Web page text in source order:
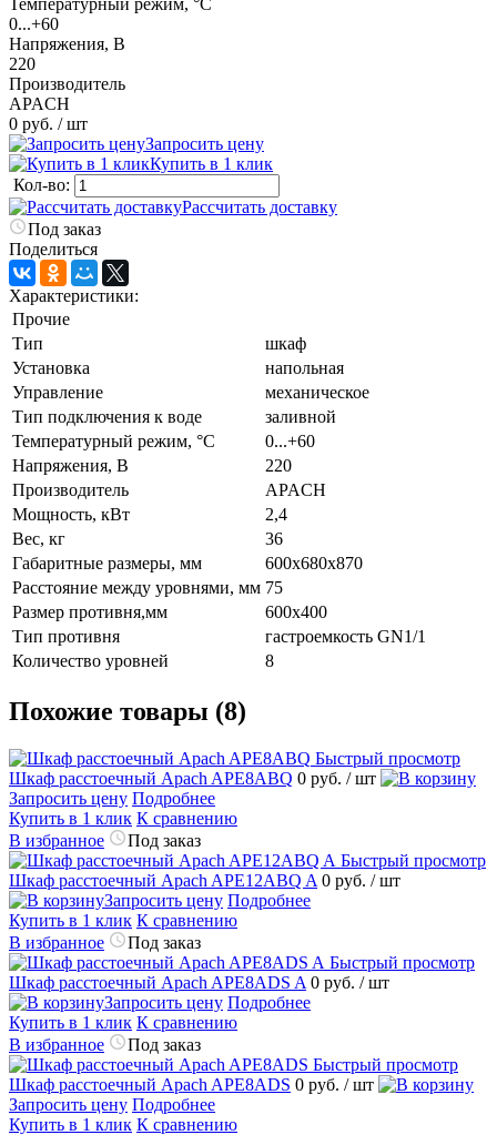
0...+60
Напряжения, В
220
Производитель
APACH
0 руб. / шт
Запросить цену
Купить в 1 клик
Кол-во:
Рассчитать доставку
Под заказ
Поделиться
Характеристики:
Прочие
Тип
шкаф
Установка
напольная
Управление
механическое
Тип подключения к воде
заливной
Температурный режим, °C
0...+60
Напряжения, В
220
Производитель
APACH
Мощность, кВт
2,4
Вес, кг
36
Габаритные размеры, мм
600х680х870
Расстояние между уровнями, мм 75
Размер противня,мм
600х400
Тип противня
гастроемкость GN1/1
Количество уровней
8
Похожие товары (8)
Быстрый просмотр
Шкаф расстоечный Apach APE8ABQ 0 руб. / шт
Запросить цену Подробнее
Купить в 1 клик К сравнению
В избранное
Под заказ
Быстрый просмотр
Шкаф расстоечный Apach APE12ABQ A 0 руб. / шт
Запросить цену Подробнее
Купить в 1 клик К сравнению
В избранное
Под заказ
Быстрый просмотр
Шкаф расстоечный Apach APE8ADS A 0 руб. / шт
Запросить цену Подробнее
Купить в 1 клик К сравнению
В избранное
Под заказ
Быстрый просмотр
Шкаф расстоечный Apach APE8ADS 0 руб. / шт
Запросить цену Подробнее
Купить в 1 клик К сравнению